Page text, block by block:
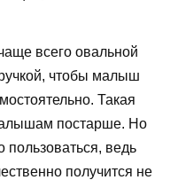
всего овальной
чтобы малыш
Такая
постарше. Но
пользоваться, ведь
получится не